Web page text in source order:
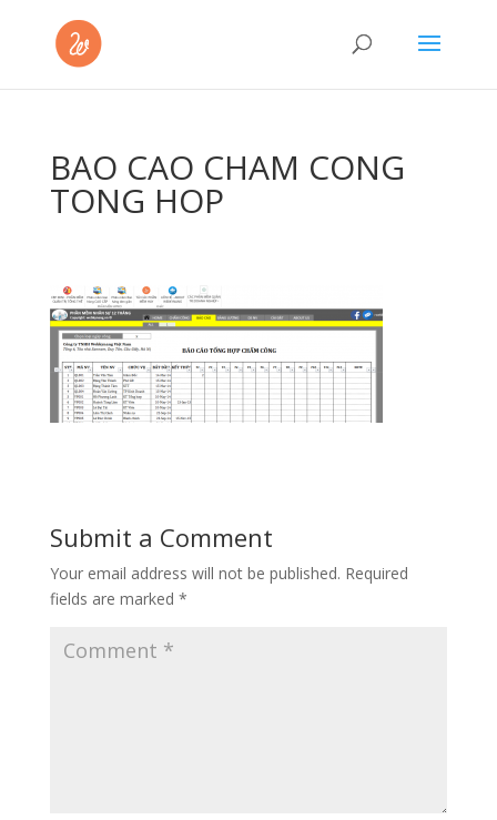
BAO CAO CHAM CONG
TONG HOP
Submit a Comment
Your email address will not be published. Required
fields are marked *